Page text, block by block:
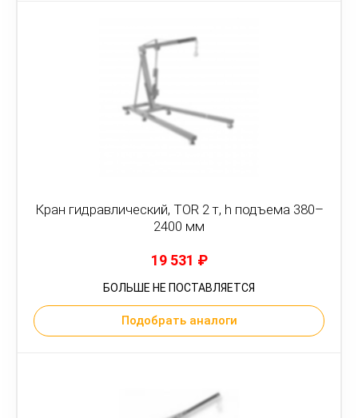
Кран гидравлический, TOR 2 т, h подъема 380–
2400 мм
19 531 ₽
БОЛЬШЕ НЕ ПОСТАВЛЯЕТСЯ
Подобрать аналоги